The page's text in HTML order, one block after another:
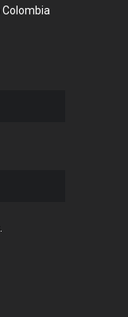
Colombia